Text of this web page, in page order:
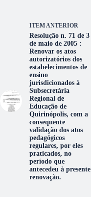
ITEM ANTERIOR
Resolução n. 71 de 3
de maio de 2005 :
Renovar os atos
autorizatórios dos
estabelecimentos de
ensino
jurisdicionados à
Subsecretária
Regional de
Educação de
Quirinópolis, com a
consequente
validação dos atos
pedagógicos
regulares, por eles
praticados, no
período que
antecedeu à presente
renovação.